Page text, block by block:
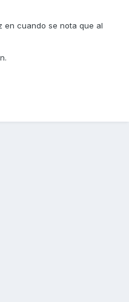
en cuando se nota que al